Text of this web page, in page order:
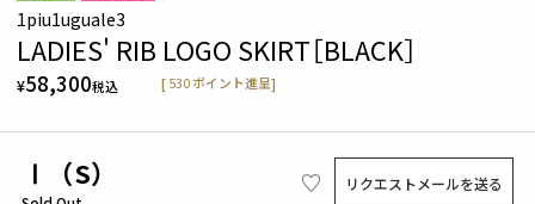
1piu1uguale3
LADIES' RIB LOGO SKIRT［BLACK］
¥58,300税込 [ 530 ポイント進呈]
Ⅰ（S） リクエストメールを送る